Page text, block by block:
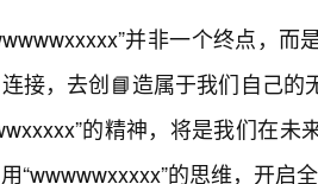
并非一个终点，
接，去创📘造属于我们自己
的精神，将是我们在
“wwwwwxxxxx”的思维，开启